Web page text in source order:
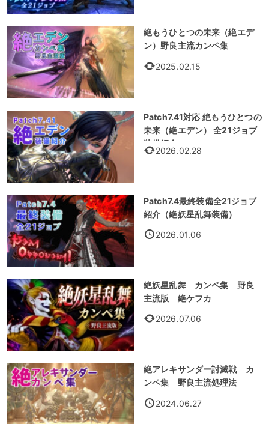
絶もうひとつの未来（絶エデ
ン）野良主流カンペ集
2025.02.15
Patch7.41対応 絶もうひとつの
未来（絶エデン） 全21ジョブ
装備紹介
2026.02.28
Patch7.4最終装備全21ジョブ
紹介（絶妖星乱舞装備）
2026.01.06
絶妖星乱舞 カンペ集 野良
主流版 絶ケフカ
2026.07.06
絶アレキサンダー討滅戦 カ
ンペ集 野良主流処理法
2024.06.27